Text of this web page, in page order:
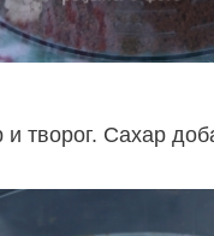
творог. Сахар